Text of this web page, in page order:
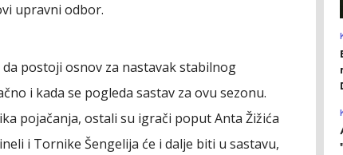
upravni odbor.
postoji osnov za nastavak stabilnog
i kada se pogleda sastav za ovu sezonu.
pojačanja, ostali su igrači poput Anta Žižića
i Tornike Šengelija će i dalje biti u sastavu,